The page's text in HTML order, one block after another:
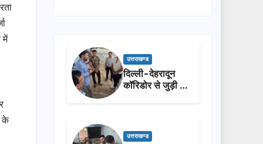
में
के
उत्तराखण्ड
दिल्ली-देहरादून
कॉरिडोर से जुड़ी 12
उत्तराखण्ड